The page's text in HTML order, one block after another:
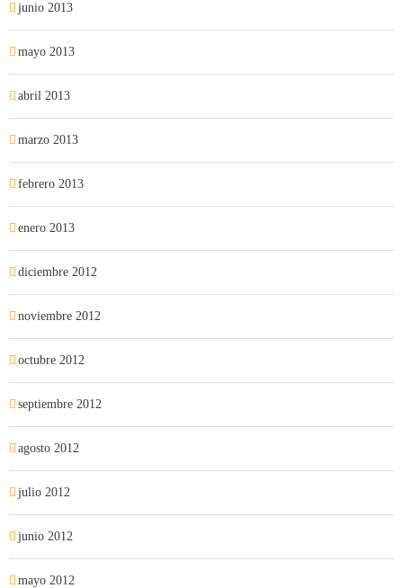
junio 2013
mayo 2013
abril 2013
marzo 2013
febrero 2013
enero 2013
diciembre 2012
noviembre 2012
octubre 2012
septiembre 2012
agosto 2012
julio 2012
junio 2012
mayo 2012